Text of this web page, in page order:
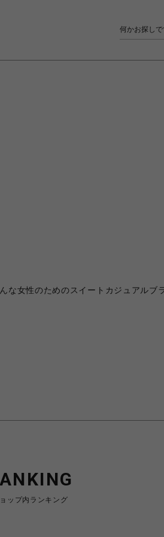
な女性のためのスイートカジュアルブ
ップ内ランキング